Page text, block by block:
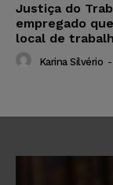
Justiça do
empregado
local de
Karina Silvério -